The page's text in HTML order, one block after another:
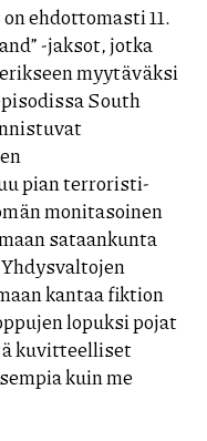
ehdottomasti 11.
-jaksot, jotka
myytäväksi
South
pian terroristi-
monitasoinen
sataankunta
kantaa fiktion
lopuksi pojat
kuvitteelliset
kuin me